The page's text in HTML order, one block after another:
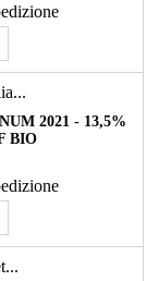
2021 - 13,5%
BIO